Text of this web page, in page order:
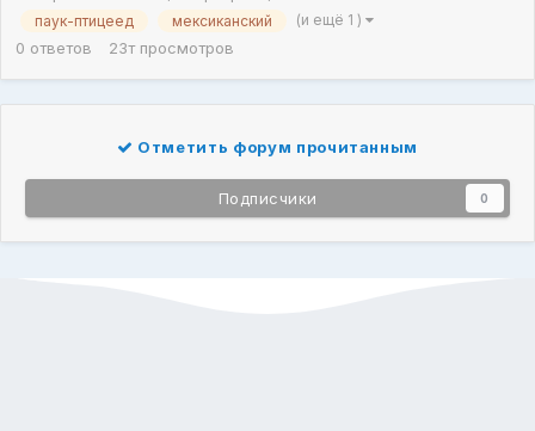
паук-птицеед мексиканский (и ещё 1 )
0 ответов 23т просмотров
Отметить форум прочитанным
Подписчики 0